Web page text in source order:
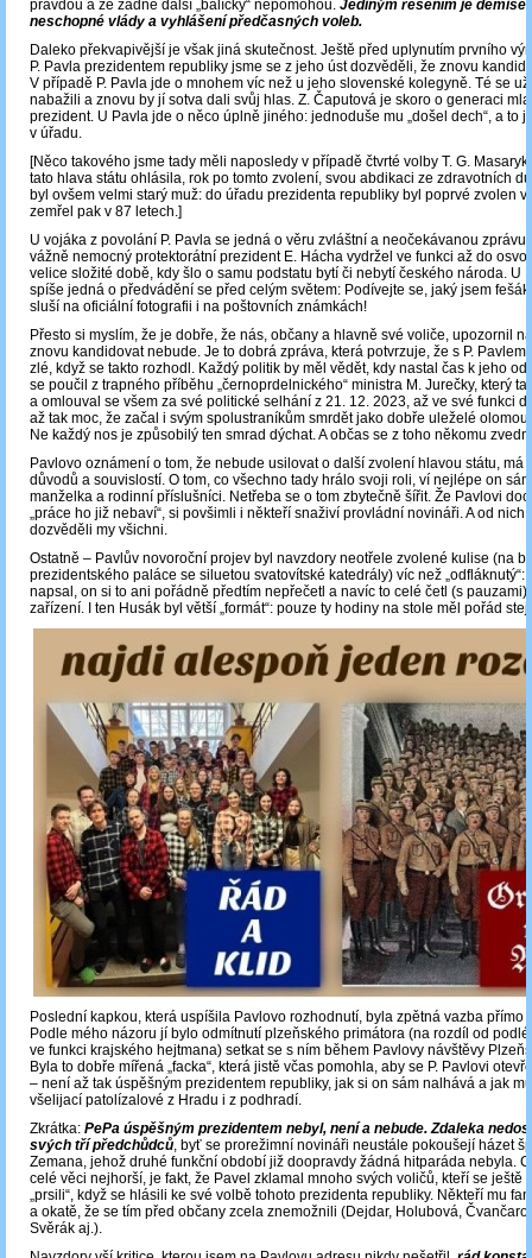
pravdou a že žádné další „balíčky“ nepomohou. Jediným řešením je demise
neschopné vlády a vyhlášení předčasných voleb.
Daleko překvapivější je však jiná skutečnost. Ještě před uplynutím prvního
P. Pavla prezidentem republiky jsme se z jeho úst dozvěděli, že znovu
V případě P. Pavla jde o mnohem víc než u jeho slovenské kolegyně. Té se
nabažili a znovu by jí sotva dali svůj hlas. Z. Čaputová je skoro o generaci
prezident. U Pavla jde o něco úplně jiného: jednoduše mu „došel dech“, a to
v úřadu.
[Něco takového jsme tady měli naposledy v případě čtvrté volby T. G.
tato hlava státu ohlásila, rok po tomto zvolení, svou abdikaci ze zdravotních
byl ovšem velmi starý muž: do úřadu prezidenta republiky byl poprvé zvolen
zemřel pak v 87 letech.]
U vojáka z povolání P. Pavla se jedná o věru zvláštní a neočekávanou
vážně nemocný protektorátní prezident E. Hácha vydržel ve funkci až do
velice složité době, kdy šlo o samu podstatu bytí či nebytí českého národa. U
spíše jedná o předvádění se před celým světem: Podívejte se, jaký jsem
sluší na oficiální fotografii i na poštovních známkách!
Přesto si myslím, že je dobře, že nás, občany a hlavně své voliče, upozornil
znovu kandidovat nebude. Je to dobrá zpráva, která potvrzuje, že s P. Pavlem
zlé, když se takto rozhodl. Každý politik by měl vědět, kdy nastal čas k jeho
se poučil z trapného příběhu „černoprdelnického“ ministra M. Jurečky, který
a omlouval se všem za své politické selhání z 21. 12. 2023, až ve své funkci
až tak moc, že začal i svým spolustraníkům smrdět jako dobře uleželé
Ne každý nos je způsobilý ten smrad dýchat. A občas se z toho někomu
Pavlovo oznámení o tom, že nebude usilovat o další zvolení hlavou státu, má
důvodů a souvislostí. O tom, co všechno tady hrálo svoji roli, ví nejlépe on
manželka a rodinní příslušníci. Netřeba se o tom zbytečně šířit. Že Pavlovi
„práce ho již nebaví“, si povšimli i někteří snaživí provládní novináři. A od nich
dozvěděli my všichni.
Ostatně – Pavlův novoroční projev byl navzdory neotřele zvolené kulise (na
prezidentského paláce se siluetou svatovítské katedrály) víc než „odfláknutý“:
napsal, on si to ani pořádně předtím nepřečetl a navíc to celé četl (s pauzami)
zařízení. I ten Husák byl větší „formát“: pouze ty hodiny na stole měl pořád
Poslední kapkou, která uspíšila Pavlovo rozhodnutí, byla zpětná vazba přímo
Podle mého názoru jí bylo odmítnutí plzeňského primátora (na rozdíl od
ve funkci krajského hejtmana) setkat se s ním během Pavlovy návštěvy
Byla to dobře mířená „facka“, která jistě včas pomohla, aby se P. Pavlovi
‒ není až tak úspěšným prezidentem republiky, jak si on sám nalhává a jak
všelijací patolízalové z Hradu i z podhradí.
Zkrátka: PePa úspěšným prezidentem nebyl, není a nebude. Zdaleka
svých tří předchůdců, byť se prorežimní novináři neustále pokoušejí házet
Zemana, jehož druhé funkční období již doopravdy žádná hitparáda nebyla.
celé věci nejhorší, je fakt, že Pavel zklamal mnoho svých voličů, kteří se ještě
„prsili“, když se hlásili ke své volbě tohoto prezidenta republiky. Někteří mu
a okatě, že se tím před občany zcela znemožnili (Dejdar, Holubová,
Svěrák aj.).